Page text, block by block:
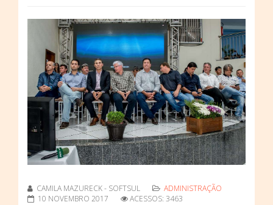
CAMILA MAZURECK - SOFTSUL
ADMINISTRAÇÃO
10 NOVEMBRO 2017
ACESSOS: 3463